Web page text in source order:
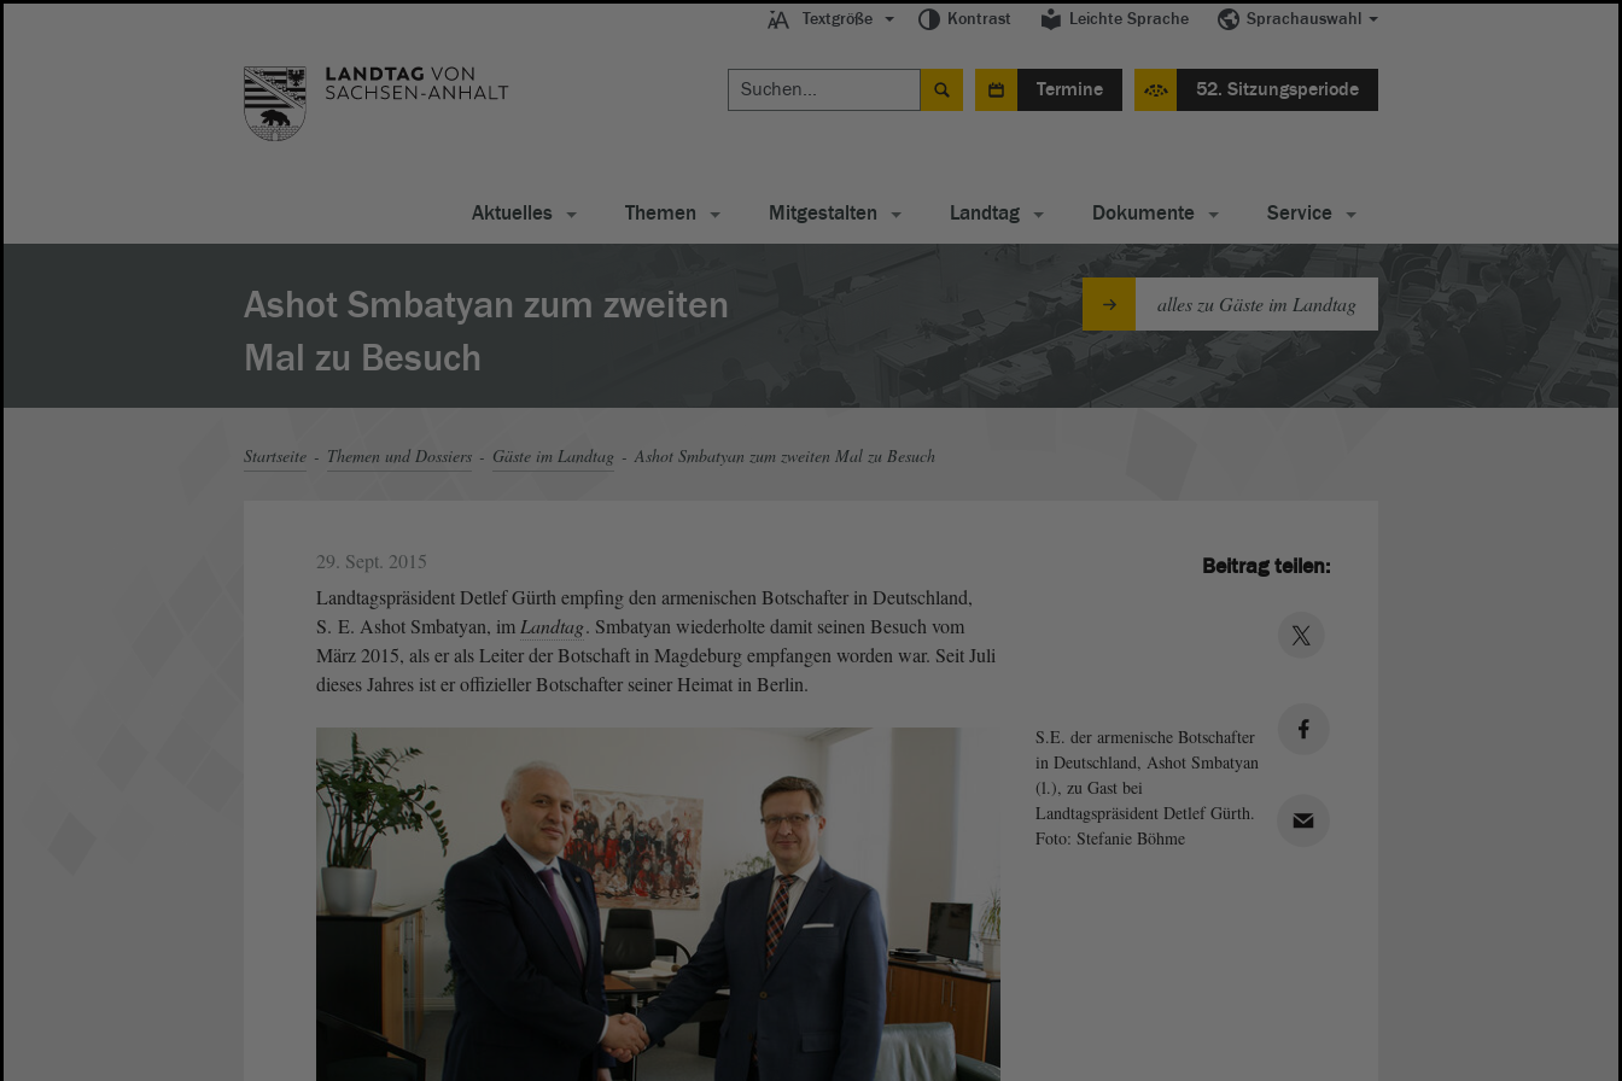
Textgröße Kontrast Leichte Sprache Sprachauswahl
Termine 52. Sitzungsperiode
Aktuelles Themen Mitgestalten Landtag Dokumente Service
Ashot Smbatyan zum zweiten
Mal zu Besuch
alles zu Gäste im Landtag
Startseite Themen und Dossiers Gäste im Landtag Ashot Smbatyan zum zweiten Mal zu Besuch
29. Sept. 2015
Landtagspräsident Detlef Gürth empfing den armenischen Botschafter in Deutschland,
S. E. Ashot Smbatyan, im Landtag. Smbatyan wiederholte damit seinen Besuch vom
März 2015, als er als Leiter der Botschaft in Magdeburg empfangen worden war. Seit Juli
dieses Jahres ist er offizieller Botschafter seiner Heimat in Berlin.
S.E. der armenische Botschafter
in Deutschland, Ashot Smbatyan
(l.), zu Gast bei
Landtagspräsident Detlef Gürth.
Foto: Stefanie Böhme
Beitrag teilen: